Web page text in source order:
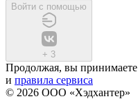
Войти с помощью
+ 3
Продолжая, вы принимаете
и правила сервиса
© 2026 ООО «Хэдхантер»